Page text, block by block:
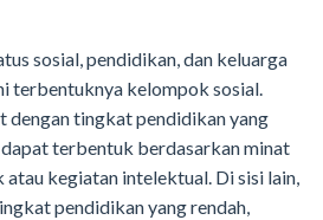
sosial, pendidikan, dan keluarga
terbentuknya kelompok sosial.
dengan tingkat pendidikan yang
terbentuk berdasarkan minat
kegiatan intelektual. Di sisi lain,
pendidikan yang rendah,